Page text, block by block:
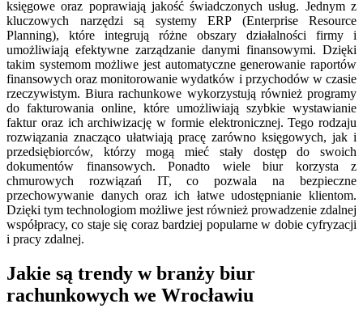
księgowe oraz poprawiają jakość świadczonych usług. Jednym z
kluczowych narzędzi są systemy ERP (Enterprise Resource
Planning), które integrują różne obszary działalności firmy i
umożliwiają efektywne zarządzanie danymi finansowymi. Dzięki
takim systemom możliwe jest automatyczne generowanie raportów
finansowych oraz monitorowanie wydatków i przychodów w czasie
rzeczywistym. Biura rachunkowe wykorzystują również programy
do fakturowania online, które umożliwiają szybkie wystawianie
faktur oraz ich archiwizację w formie elektronicznej. Tego rodzaju
rozwiązania znacząco ułatwiają pracę zarówno księgowych, jak i
przedsiębiorców, którzy mogą mieć stały dostęp do swoich
dokumentów finansowych. Ponadto wiele biur korzysta z
chmurowych rozwiązań IT, co pozwala na bezpieczne
przechowywanie danych oraz ich łatwe udostępnianie klientom.
Dzięki tym technologiom możliwe jest również prowadzenie zdalnej
współpracy, co staje się coraz bardziej popularne w dobie cyfryzacji
i pracy zdalnej.
Jakie są trendy w branży biur
rachunkowych we Wrocławiu